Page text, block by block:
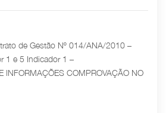
de Gestão Nº 014/ANA/2010 –
1 e 5 Indicador 1 –
INFORMAÇÕES COMPROVAÇÃO NO